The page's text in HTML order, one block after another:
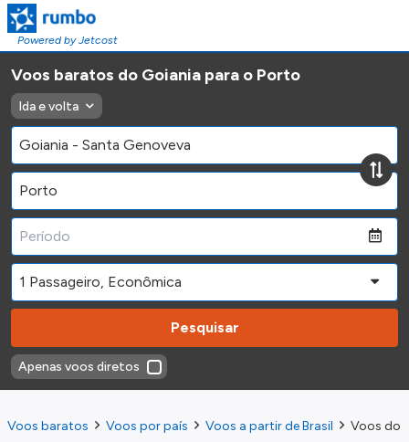
Powered by Jetcost
Voos baratos do Goiania para o Porto
Ida e volta
Pesquisar
Apenas voos diretos
Voos baratos Voos por país Voos a partir de Brasil Voos do